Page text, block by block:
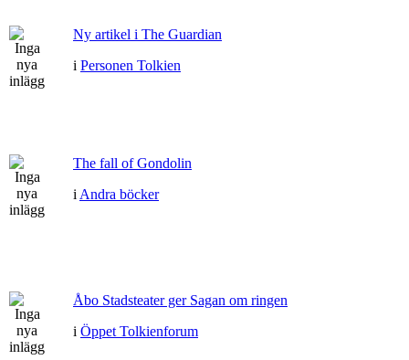
Ny artikel i The Guardian
i Personen Tolkien
The fall of Gondolin
i Andra böcker
Åbo Stadsteater ger Sagan om ringen
i Öppet Tolkienforum